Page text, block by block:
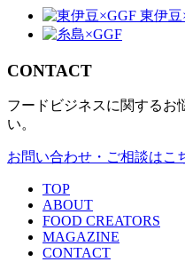
CONTACT
フードビジネスに関するお
い。
お問い合わせ・ご相談はこ
TOP
ABOUT
FOOD CREATORS
MAGAZINE
CONTACT